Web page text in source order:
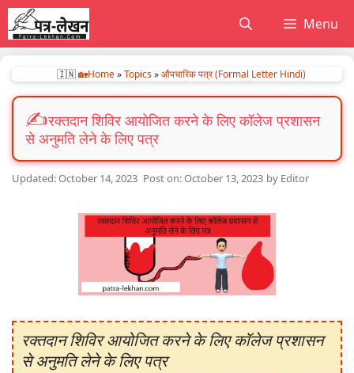
Skip
to
content
Menu
🇮🇳 🏡Home»Topics»औपचारिक पत्र (Formal Letter Hindi)
रक्तदान शिविर आयोजित करने के लिए कॉलेज प्रशासन
से अनुमति लेने के लिए पत्र
October 14, 2023 October 13, 2023 by Editor
रक्तदान शिविर आयोजित करने के लिए कॉलेज प्रशासन
से अनुमति लेने के लिए पत्र